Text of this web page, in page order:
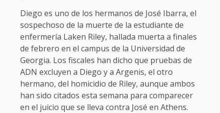
Diego es uno de los hermanos de José Ibarra, el
sospechoso de la muerte de la estudiante de
enfermería Laken Riley, hallada muerta a finales
de febrero en el campus de la Universidad de
Georgia. Los fiscales han dicho que pruebas de
ADN excluyen a Diego y a Argenis, el otro
hermano, del homicidio de Riley, aunque ambos
han sido citados esta semana para comparecer
en el juicio que se lleva contra José en Athens.